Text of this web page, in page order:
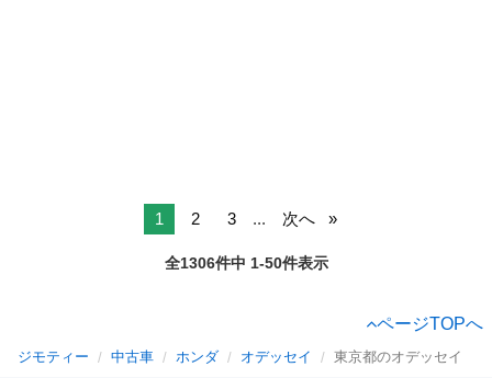
1 2 3 ... 次へ
全1306件中 1-50件表示
ページTOPへ
ジモティー 中古車 ホンダ オデッセイ 東京都のオデッセイ